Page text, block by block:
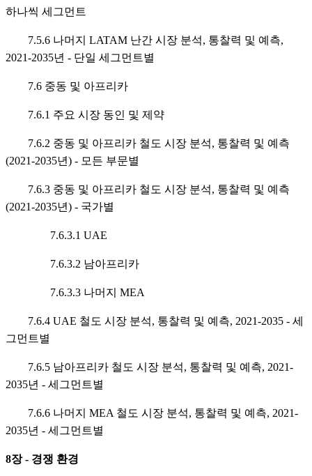
하나씩 세그먼트
7.5.6 나머지 LATAM 난간 시장 분석, 통찰력 및 예측,
2021-2035년 - 단일 세그먼트별
7.6 중동 및 아프리카
7.6.1 주요 시장 동인 및 제약
7.6.2 중동 및 아프리카 철도 시장 분석, 통찰력 및 예측
(2021-2035년) - 모든 부문별
7.6.3 중동 및 아프리카 철도 시장 분석, 통찰력 및 예측
(2021-2035년) - 국가별
7.6.3.1 UAE
7.6.3.2 남아프리카
7.6.3.3 나머지 MEA
7.6.4 UAE 철도 시장 분석, 통찰력 및 예측, 2021-2035 - 세
그먼트별
7.6.5 남아프리카 철도 시장 분석, 통찰력 및 예측, 2021-
2035년 - 세그먼트별
7.6.6 나머지 MEA 철도 시장 분석, 통찰력 및 예측, 2021-
2035년 - 세그먼트별
8장 - 경쟁 환경